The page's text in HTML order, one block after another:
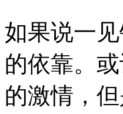
如果说一
的依靠。
的激情，